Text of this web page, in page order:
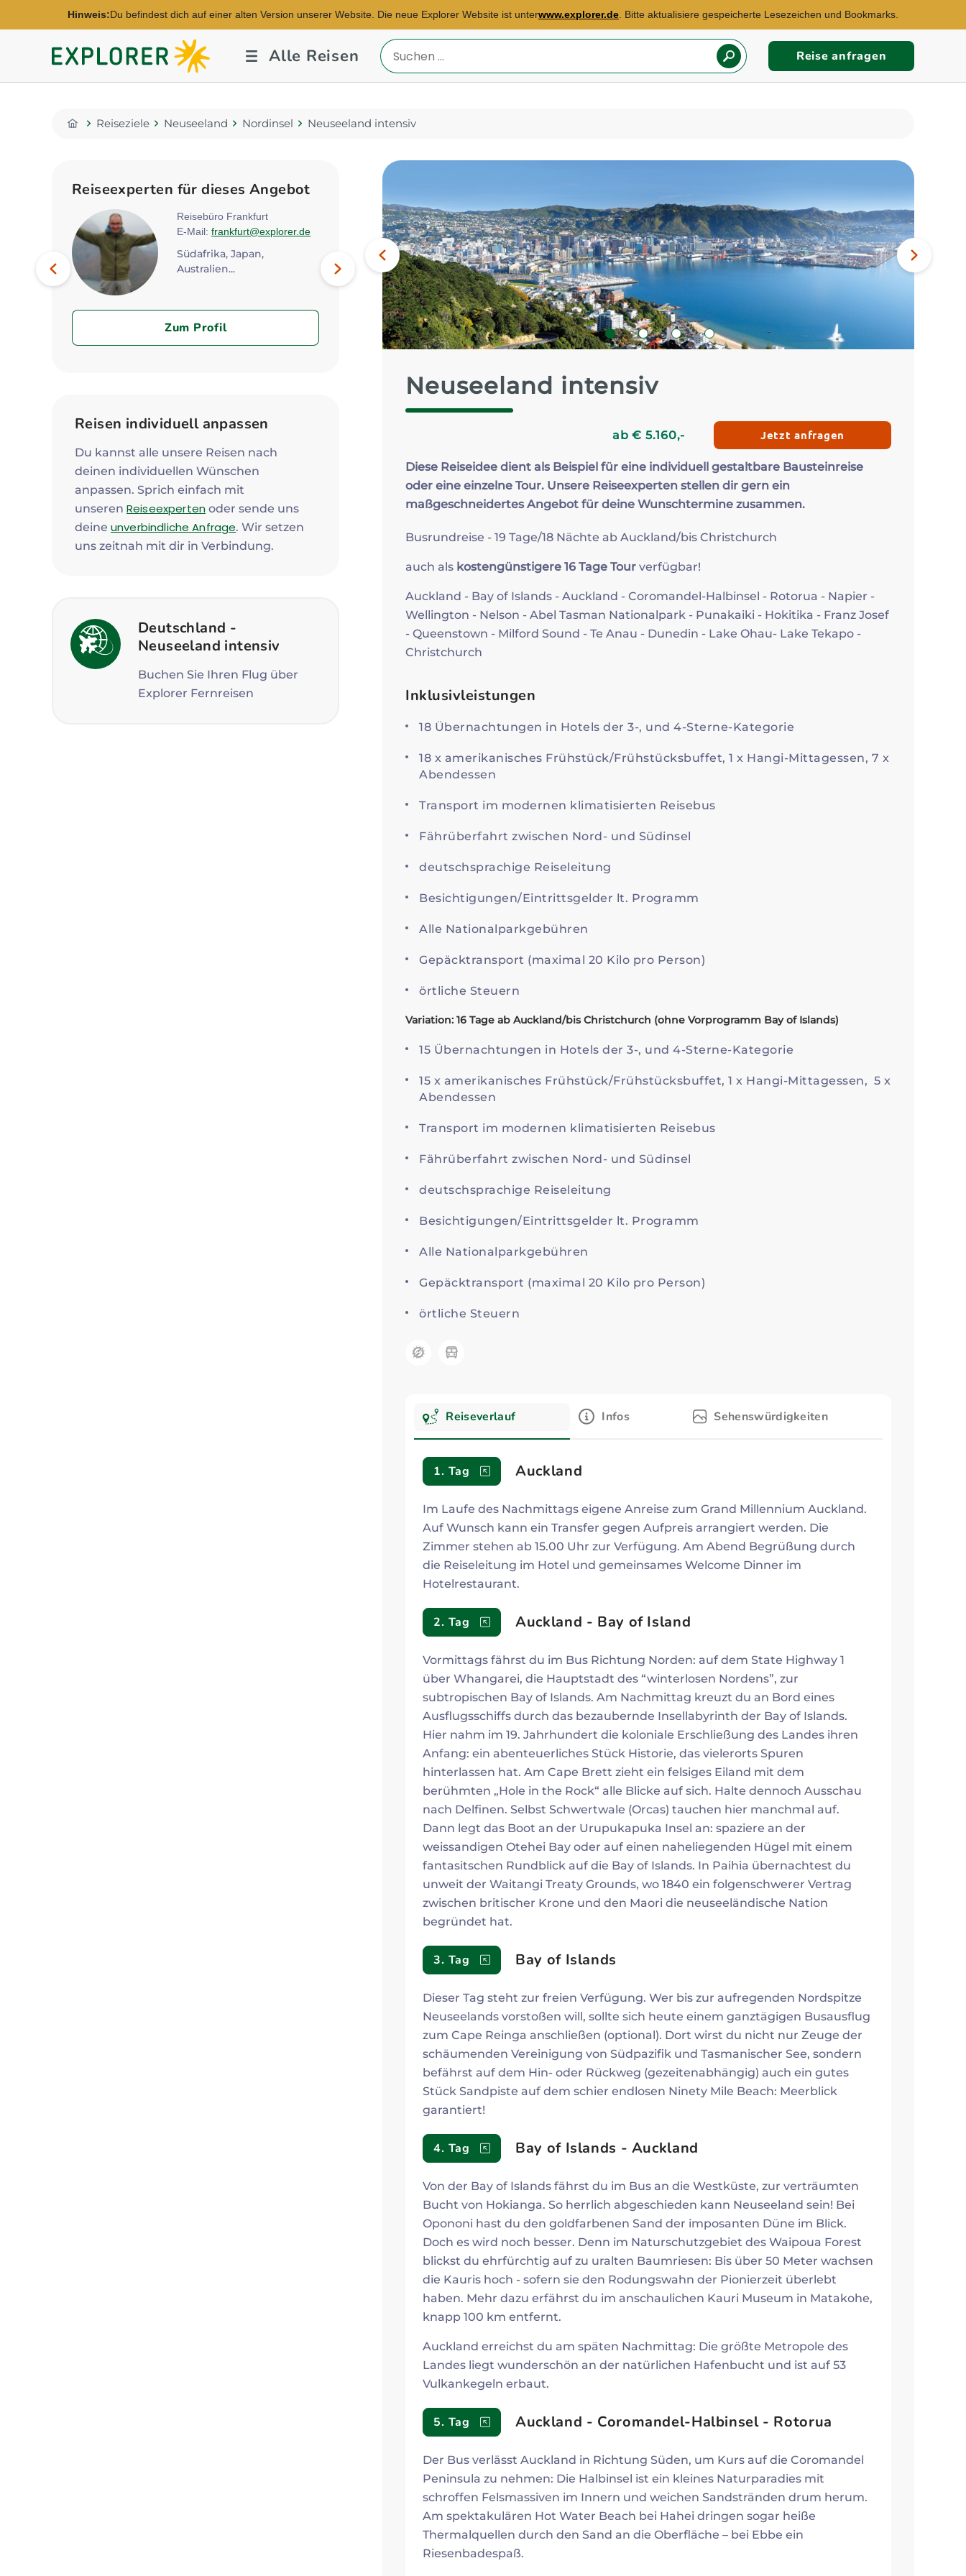
Hinweis:Du befindest dich auf einer alten Version unserer Website. Die neue Explorer Website ist unterwww.explorer.de . Bitte aktualisiere gespeicherte Lesezeichen und Bookmarks.
Explorer
Fernreisen
Alle Reisen
Reiseland
eingeben
Reise anfragen
Home
Reiseziele Neuseeland Nordinsel Neuseeland intensiv
Vorheriges
Bild
1 2 3 4
Nächstes
Bild
Neuseeland intensiv
ab€ 5.160,- Jetzt anfragen
Diese Reiseidee dient als Beispiel für eine individuell gestaltbare Bausteinreise
oder eine einzelne Tour. Unsere Reiseexperten stellen dir gern ein
maßgeschneidertes Angebot für deine Wunschtermine zusammen.
Busrundreise - 19 Tage/18 Nächte ab Auckland/bis Christchurch
auch als kostengünstigere 16 Tage Tour verfügbar!
Auckland - Bay of Islands - Auckland - Coromandel-Halbinsel - Rotorua - Napier -
Wellington - Nelson - Abel Tasman Nationalpark - Punakaiki - Hokitika - Franz Josef
- Queenstown - Milford Sound - Te Anau - Dunedin - Lake Ohau- Lake Tekapo -
Christchurch
Inklusivleistungen
18 Übernachtungen in Hotels der 3-, und 4-Sterne-Kategorie
18 x amerikanisches Frühstück/Frühstücksbuffet, 1 x Hangi-Mittagessen, 7 x
Abendessen
Transport im modernen klimatisierten Reisebus
Fährüberfahrt zwischen Nord- und Südinsel
deutschsprachige Reiseleitung
Besichtigungen/Eintrittsgelder lt. Programm
Alle Nationalparkgebühren
Gepäcktransport (maximal 20 Kilo pro Person)
örtliche Steuern
Variation: 16 Tage ab Auckland/bis Christchurch (ohne Vorprogramm Bay of Islands)
15 Übernachtungen in Hotels der 3-, und 4-Sterne-Kategorie
15 x amerikanisches Frühstück/Frühstücksbuffet, 1 x Hangi-Mittagessen, 5 x
Abendessen
Transport im modernen klimatisierten Reisebus
Fährüberfahrt zwischen Nord- und Südinsel
deutschsprachige Reiseleitung
Besichtigungen/Eintrittsgelder lt. Programm
Alle Nationalparkgebühren
Gepäcktransport (maximal 20 Kilo pro Person)
örtliche Steuern
Kategorie:
Reiseverlauf Infos Sehenswürdigkeiten
Reiseverlauf
1. Tag Auckland
Im Laufe des Nachmittags eigene Anreise zum Grand Millennium Auckland.
Auf Wunsch kann ein Transfer gegen Aufpreis arrangiert werden. Die
Zimmer stehen ab 15.00 Uhr zur Verfügung. Am Abend Begrüßung durch
die Reiseleitung im Hotel und gemeinsames Welcome Dinner im
Hotelrestaurant.
2. Tag Auckland - Bay of Island
Vormittags fährst du im Bus Richtung Norden: auf dem State Highway 1
über Whangarei, die Hauptstadt des “winterlosen Nordens”, zur
subtropischen Bay of Islands. Am Nachmittag kreuzt du an Bord eines
Ausflugsschiffs durch das bezaubernde Insellabyrinth der Bay of Islands.
Hier nahm im 19. Jahrhundert die koloniale Erschließung des Landes ihren
Anfang: ein abenteuerliches Stück Historie, das vielerorts Spuren
hinterlassen hat. Am Cape Brett zieht ein felsiges Eiland mit dem
berühmten „Hole in the Rock“ alle Blicke auf sich. Halte dennoch Ausschau
nach Delfinen. Selbst Schwertwale (Orcas) tauchen hier manchmal auf.
Dann legt das Boot an der Urupukapuka Insel an: spaziere an der
weissandigen Otehei Bay oder auf einen naheliegenden Hügel mit einem
fantasitschen Rundblick auf die Bay of Islands. In Paihia übernachtest du
unweit der Waitangi Treaty Grounds, wo 1840 ein folgenschwerer Vertrag
zwischen britischer Krone und den Maori die neuseeländische Nation
begründet hat.
3. Tag Bay of Islands
Dieser Tag steht zur freien Verfügung. Wer bis zur aufregenden Nordspitze
Neuseelands vorstoßen will, sollte sich heute einem ganztägigen Busausflug
zum Cape Reinga anschließen (optional). Dort wirst du nicht nur Zeuge der
schäumenden Vereinigung von Südpazifik und Tasmanischer See, sondern
befährst auf dem Hin- oder Rückweg (gezeitenabhängig) auch ein gutes
Stück Sandpiste auf dem schier endlosen Ninety Mile Beach: Meerblick
garantiert!
4. Tag Bay of Islands - Auckland
Von der Bay of Islands fährst du im Bus an die Westküste, zur verträumten
Bucht von Hokianga. So herrlich abgeschieden kann Neuseeland sein! Bei
Opononi hast du den goldfarbenen Sand der imposanten Düne im Blick.
Doch es wird noch besser. Denn im Naturschutzgebiet des Waipoua Forest
blickst du ehrfürchtig auf zu uralten Baumriesen: Bis über 50 Meter wachsen
die Kauris hoch - sofern sie den Rodungswahn der Pionierzeit überlebt
haben. Mehr dazu erfährst du im anschaulichen Kauri Museum in Matakohe,
knapp 100 km entfernt.
Auckland erreichst du am späten Nachmittag: Die größte Metropole des
Landes liegt wunderschön an der natürlichen Hafenbucht und ist auf 53
Vulkankegeln erbaut.
5. Tag Auckland - Coromandel-Halbinsel - Rotorua
Der Bus verlässt Auckland in Richtung Süden, um Kurs auf die Coromandel
Peninsula zu nehmen: Die Halbinsel ist ein kleines Naturparadies mit
schroffen Felsmassiven im Innern und weichen Sandstränden drum herum.
Am spektakulären Hot Water Beach bei Hahei dringen sogar heiße
Thermalquellen durch den Sand an die Oberfläche – bei Ebbe ein
Riesenbadespaß.
Reiseexperten für dieses Angebot
Reisebüro Frankfurt
E-Mail: frankfurt@explorer.de
Südafrika, Japan,
Australien...
Zum Profil
Reisebüro Hannover
E-Mail:
fiona.kauke@explorer.de
Kambodscha, Thailand,
Vietnam...
Zum Profil
Reisebüro Frankfurt
E-Mail:frankfurt@explorer.de
Südafrika, Japan,
Australien...
Zum Profil
Nächstes
Bild
Reisen individuell anpassen
Du kannst alle unsere Reisen nach
deinen individuellen Wünschen
anpassen. Sprich einfach mit
unseren Reiseexpertenoder sende uns
deine unverbindliche Anfrage. Wir setzen
uns zeitnah mit dir in Verbindung.
Deutschland -
Neuseeland intensiv
Buchen Sie Ihren Flug über
Explorer Fernreisen